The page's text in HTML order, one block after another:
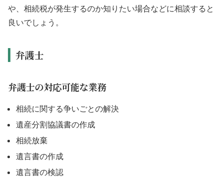
や、相続税が発生するのか知りたい場合などに相談すると
良いでしょう。
弁護士
弁護士の対応可能な業務
相続に関する争いごとの解決
遺産分割協議書の作成
相続放棄
遺言書の作成
遺言書の検認